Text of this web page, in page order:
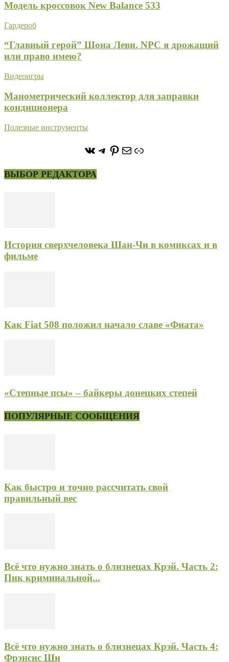
Модель кроссовок New Balance 533
Гардероб
“Главный герой” Шона Леви. NPC я дрожащий
или право имею?
Видеоигры
Манометрический коллектор для заправки
кондиционера
Полезные инструменты
https://vk.com/
https://t.me/stoneforest
https://
ПочтаСсылка
ВЫБОР РЕДАКТОРА
История сверхчеловека Шан-Чи в комиксах и в
фильме
Как Fiat 508 положил начало славе «Фиата»
«Степные псы» – байкеры донецких степей
ПОПУЛЯРНЫЕ СООБЩЕНИЯ
Как быстро и точно рассчитать свой
правильный вес
Всё что нужно знать о близнецах Крэй. Часть 2:
Пик криминальной...
Всё что нужно знать о близнецах Крэй. Часть 4:
Фрэнсис Ши